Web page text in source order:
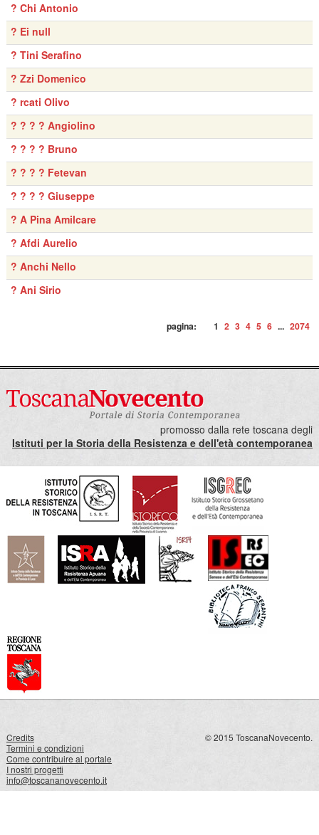
? Chi Antonio
? Ei null
? Tini Serafino
? Zzi Domenico
? rcati Olivo
? ? ? ? Angiolino
? ? ? ? Bruno
? ? ? ? Fetevan
? ? ? ? Giuseppe
? A Pina Amilcare
? Afdi Aurelio
? Anchi Nello
? Ani Sirio
pagina: 1 2 3 4 5 6 ... 2074
promosso dalla rete toscana degli
Istituti per la Storia della Resistenza e dell'età contemporanea
Credits
Termini e condizioni
Come contribuire al portale
I nostri progetti
info@toscananovecento.it
© 2015 ToscanaNovecento.